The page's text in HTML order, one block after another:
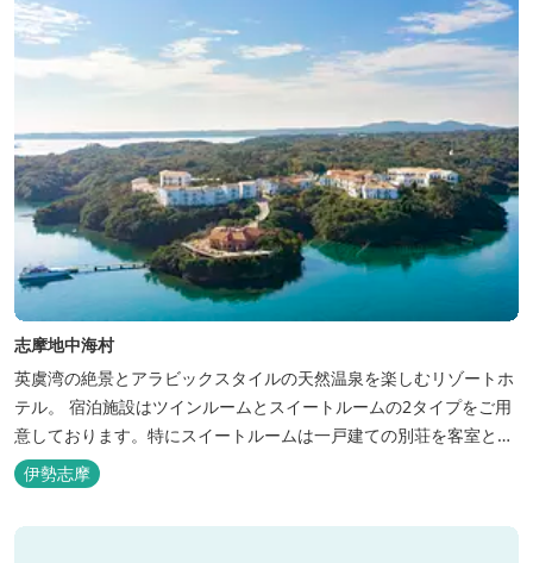
志摩地中海村
英虞湾の絶景とアラビックスタイルの天然温泉を楽しむリゾートホ
テル。 宿泊施設はツインルームとスイートルームの2タイプをご用
意しております。特にスイートルームは一戸建ての別荘を客室とし
てリニューアル♪120平米の驚きの広さとこだわりの調度品が自慢
です！ スペイン１ツ星レストランと提携したレストランでのお食事
伊勢志摩